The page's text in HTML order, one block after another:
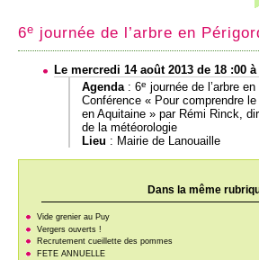
6e journée de l’arbre en
Le mercredi 14 août 2013 de 18 :00 à
Agenda :6e journée de l’arbre
Conférence « Pour comprendre
en Aquitaine » par Rémi Rinck,
de la météorologie
Lieu : Mairie de Lanouaille
Dans la même
Vide grenier au Puy
Vergers ouverts !
Recrutement cueillette des pommes
FETE ANNUELLE